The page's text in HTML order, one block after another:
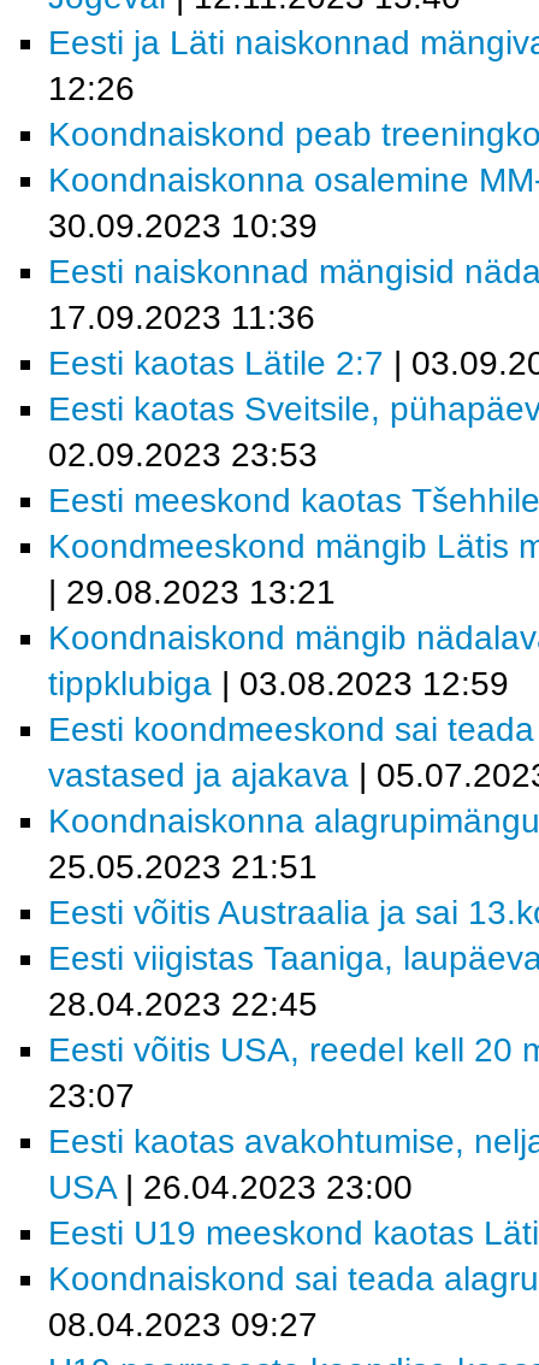
Eesti ja Läti naiskonnad
12:26
Koondnaiskond peab
Koondnaiskonna osalemine
30.09.2023 10:39
Eesti naiskonnad mängisid
17.09.2023 11:36
Eesti kaotas Lätile 2:7 |
Eesti kaotas Sveitsile,
02.09.2023 23:53
Eesti meeskond kaotas
Koondmeeskond mängib Lätis
| 29.08.2023 13:21
Koondnaiskond mängib
tippklubiga | 03.08.2023 12:59
Eesti koondmeeskond sai
vastased ja ajakava |
Koondnaiskonna
25.05.2023 21:51
Eesti võitis Austraalia ja sai
Eesti viigistas Taaniga,
28.04.2023 22:45
Eesti võitis USA, reedel kell 20
23:07
Eesti kaotas avakohtumise,
USA| 26.04.2023 23:00
Eesti U19 meeskond kaotas
Koondnaiskond sai teada
08.04.2023 09:27